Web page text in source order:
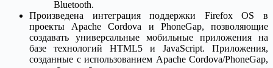
Bluetooth.
Произведена интеграция поддержки Firefox OS в
проекты Apache Cordova и PhoneGap, позволяющие
создавать универсальные мобильные приложения на
базе технологий HTML5 и JavaScript. Приложения,
созданные с использованием Apache Cordova/PhoneGap,